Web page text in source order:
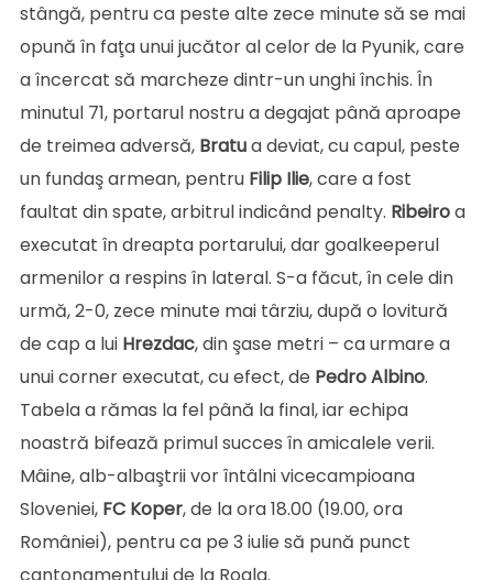
stângă, pentru ca peste alte zece minute să se mai
opună în faţa unui jucător al celor de la Pyunik, care
a încercat să marcheze dintr-un unghi închis. În
minutul 71, portarul nostru a degajat până aproape
de treimea adversă, Bratua deviat, cu capul, peste
un fundaş armean, pentru Filip Ilie, care a fost
faultat din spate, arbitrul indicând penalty. Ribeiroa
executat în dreapta portarului, dar goalkeeperul
armenilor a respins în lateral. S-a făcut, în cele din
urmă, 2-0, zece minute mai târziu, după o lovitură
de cap a lui Hrezdac, din şase metri – ca urmare a
unui corner executat, cu efect, de PedroAlbino.
Tabela a rămas la fel până la final, iar echipa
noastră bifează primul succes în amicalele verii.
Mâine, alb-albaştrii vor întâlni vicecampioana
Sloveniei, FC Koper, de la ora 18.00 (19.00, ora
României), pentru ca pe 3 iulie să pună punct